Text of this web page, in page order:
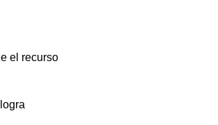
el recurso